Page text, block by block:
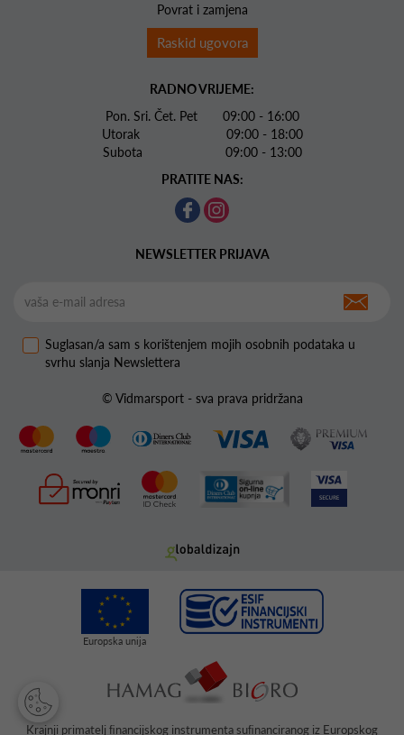
Povrat i zamjena
Raskid ugovora
RADNO VRIJEME:
Pon. Sri. Čet. Pet 09:00 - 16:00
Utorak 09:00 - 18:00
Subota 09:00 - 13:00
PRATITE NAS:
NEWSLETTER PRIJAVA
Suglasan/a sam s korištenjem mojih osobnih podataka u
svrhu slanja Newslettera
© Vidmarsport - sva prava pridržana
Krajnji primatelj ﬁnancijskog instrumenta suﬁnanciranog iz Europskog